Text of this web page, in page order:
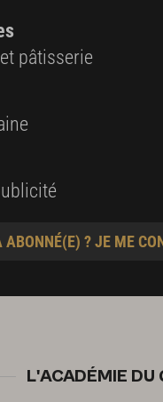
pâtisserie
ABONNÉ(E) ? JE ME
L'ACADÉMIE DU